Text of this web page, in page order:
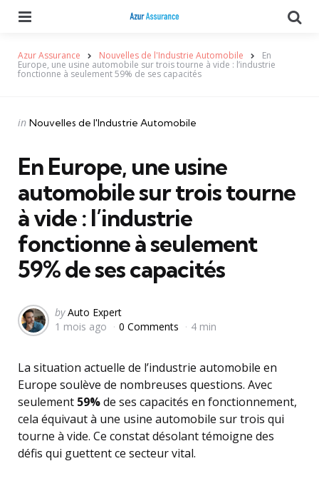
Azur Assurance Nouvelles de l'Industrie Automobile En
Europe, une usine automobile sur trois tourne à vide : l’industrie
fonctionne à seulement 59% de ses capacités
Categories
Posted
in Nouvelles de l'Industrie Automobile
En Europe, une usine
automobile sur trois tourne
à vide : l’industrie
fonctionne à seulement
59% de ses capacités
Posted
by
by Auto Expert
1 mois ago
0 Comments 4 min
La situation actuelle de l’industrie automobile en
Europe soulève de nombreuses questions. Avec
seulement 59%de ses capacités en fonctionnement,
cela équivaut à une usine automobile sur trois qui
tourne à vide. Ce constat désolant témoigne des
défis qui guettent ce secteur vital.